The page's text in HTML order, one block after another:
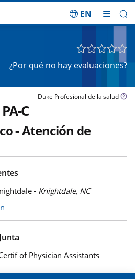
EN
¿Por qué no hay evaluaciones?
Duke Profesional de la salud
C
- Atención de
- Knightdale, NC
of Physician Assistants